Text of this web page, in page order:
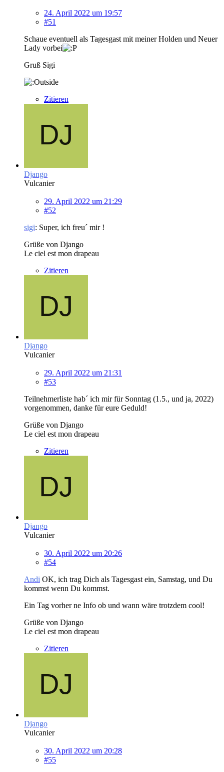
24. April 2022 um 19:57
#51
Schaue eventuell als Tagesgast mit meiner Holden und Neuer
Lady vorbei
Gruß Sigi
Zitieren
Django
Vulcanier
29. April 2022 um 21:29
#52
sigi: Super, ich freu´ mir !
Grüße von Django
Le ciel est mon drapeau
Zitieren
Django
Vulcanier
29. April 2022 um 21:31
#53
Teilnehmerliste hab´ ich mir für Sonntag (1.5., und ja, 2022)
vorgenommen, danke für eure Geduld!
Grüße von Django
Le ciel est mon drapeau
Zitieren
Django
Vulcanier
30. April 2022 um 20:26
#54
Andi OK, ich trag Dich als Tagesgast ein, Samstag, und Du
kommst wenn Du kommst.
Ein Tag vorher ne Info ob und wann wäre trotzdem cool!
Grüße von Django
Le ciel est mon drapeau
Zitieren
Django
Vulcanier
30. April 2022 um 20:28
#55